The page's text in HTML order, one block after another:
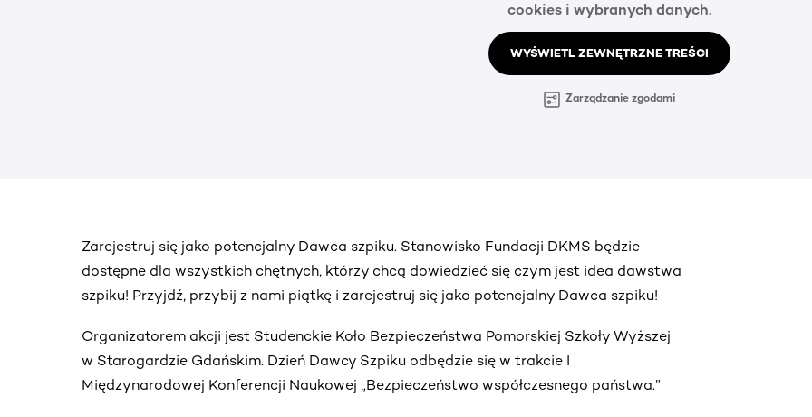
cookies i wybranych danych.
WYŚWIETL ZEWNĘTRZNE TREŚCI
Zarządzanie zgodami
Zarejestruj się jako potencjalny Dawca szpiku. Stanowisko Fundacji DKMS będzie
dostępne dla wszystkich chętnych, którzy chcą dowiedzieć się czym jest idea dawstwa
szpiku! Przyjdź, przybij z nami piątkę i zarejestruj się jako potencjalny Dawca szpiku!
Organizatorem akcji jest Studenckie Koło Bezpieczeństwa Pomorskiej Szkoły Wyższej
w Starogardzie Gdańskim. Dzień Dawcy Szpiku odbędzie się w trakcie I
Międzynarodowej Konferencji Naukowej „Bezpieczeństwo współczesnego państwa.”